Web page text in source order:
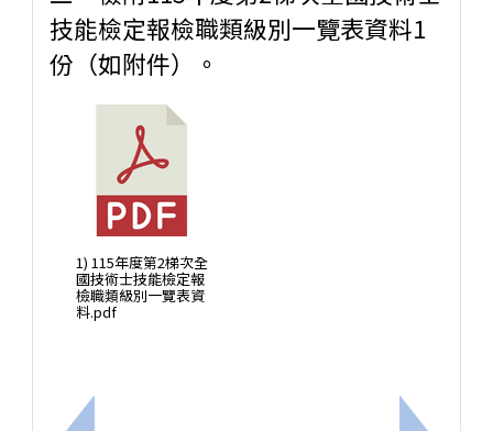
技能檢定報檢職類級別一覽表資料1
份（如附件）。
1) 115年度第2梯次全
國技術士技能檢定報
檢職類級別一覽表資
料.pdf